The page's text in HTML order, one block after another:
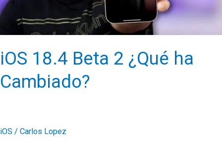
iOS 18.4 Beta 2 ¿Qué ha
Cambiado?
iOS / Carlos Lopez